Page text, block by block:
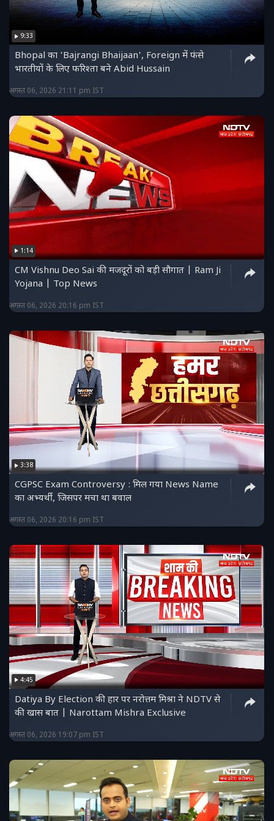
9:33
Bhopal का 'Bajrangi Bhaijaan', Foreign में फंसे
भारतीयों के लिए फरिश्ता बने Abid Hussain
अगस्त 06, 2026 21:11 pm IST
1:14
CM Vishnu Deo Sai की मजदूरों को बड़ी सौगात | Ram Ji
Yojana | Top News
अगस्त 06, 2026 20:16 pm IST
3:38
CGPSC Exam Controversy : मिल गया News Name
का अभ्यर्थी, जिसपर मचा था बवाल
अगस्त 06, 2026 20:16 pm IST
4:45
Datiya By Election की हार पर नरोत्तम मिश्रा ने NDTV से
की खास बात | Narottam Mishra Exclusive
अगस्त 06, 2026 19:07 pm IST